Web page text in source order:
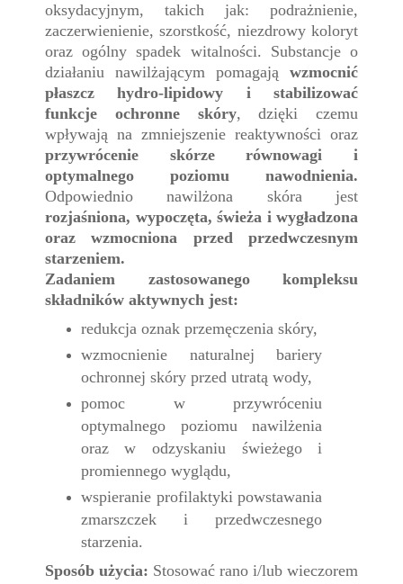
oksydacyjnym, takich jak: podrażnienie,
zaczerwienienie, szorstkość, niezdrowy koloryt
oraz ogólny spadek witalności. Substancje o
działaniu nawilżającym pomagają wzmocnić
płaszcz hydro-lipidowy i stabilizować
funkcje ochronne skóry, dzięki czemu
wpływają na zmniejszenie reaktywności oraz
przywrócenie skórze równowagi i
optymalnego poziomu nawodnienia.
Odpowiednio nawilżona skóra jest
rozjaśniona, wypoczęta, świeża i wygładzona
oraz wzmocniona przed przedwczesnym
starzeniem.
Zadaniem zastosowanego kompleksu
składników aktywnych jest:
redukcja oznak przemęczenia skóry,
wzmocnienie naturalnej bariery
ochronnej skóry przed utratą wody,
pomoc w przywróceniu
optymalnego poziomu nawilżenia
oraz w odzyskaniu świeżego i
promiennego wyglądu,
wspieranie profilaktyki powstawania
zmarszczek i przedwczesnego
starzenia.
Sposób użycia: Stosować rano i/lub wieczorem